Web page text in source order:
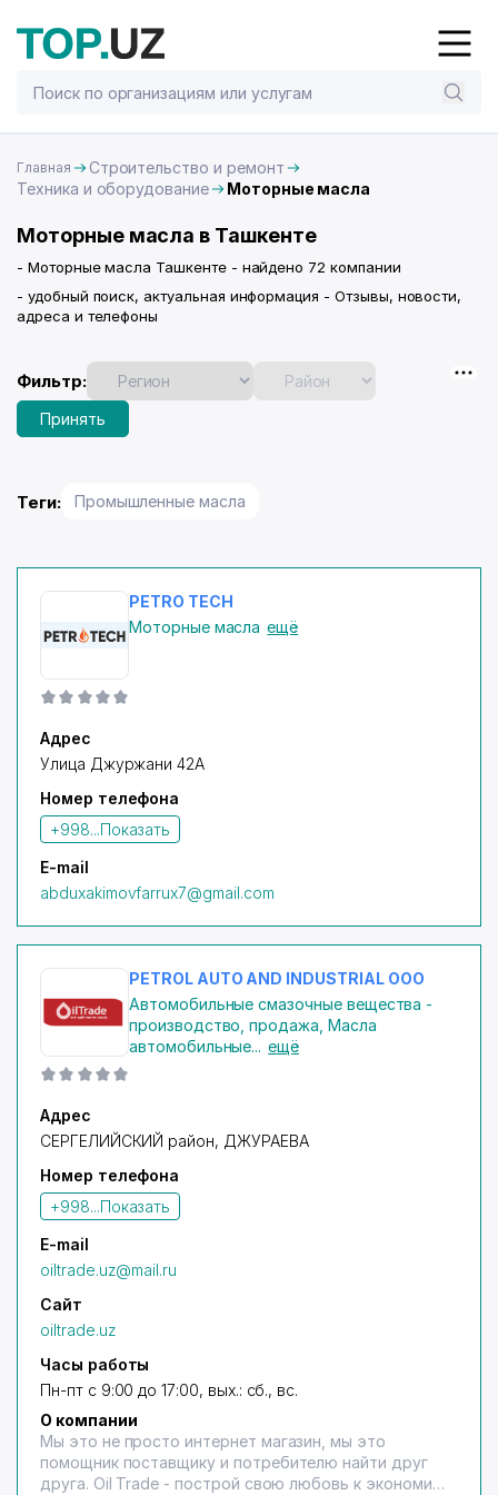
Главная
Строительство и ремонт
Техника и оборудование
Моторные масла
Моторные масла в Ташкенте
- Моторные масла Ташкенте - найдено 72 компании
- удобный поиск, актуальная информация - Отзывы, новости,
адреса и телефоны
Фильтр:
Принять
Теги: Промышленные масла
PETRO TECH
Моторные масла ещё
Адрес
Улица Джуржани 42А
Номер телефона
+998...Показать
E-mail
abduxakimovfarrux7@gmail.com
PETROL AUTO AND INDUSTRIAL ООО
Автомобильные смазочные вещества -
производство, продажа Масла
автомобильные... ещё
Адрес
СЕРГЕЛИЙСКИЙ район, ДЖУРАЕВА
Номер телефона
+998...Показать
E-mail
oiltrade.uz@mail.ru
Сайт
oiltrade.uz
Часы работы
Пн-пт с 9:00 до 17:00, вых.: сб., вс.
О компании
Мы это не просто интернет магазин, мы это
помощник поставщику и потребителю найти друг
друга. Oil Trade - построй свою любовь к экономии